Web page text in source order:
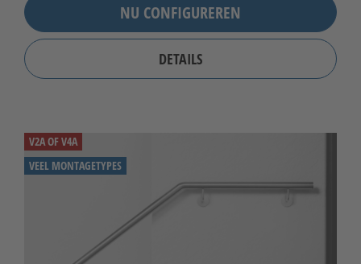
NU CONFIGUREREN
DETAILS
V2A OF V4A
VEEL MONTAGETYPES